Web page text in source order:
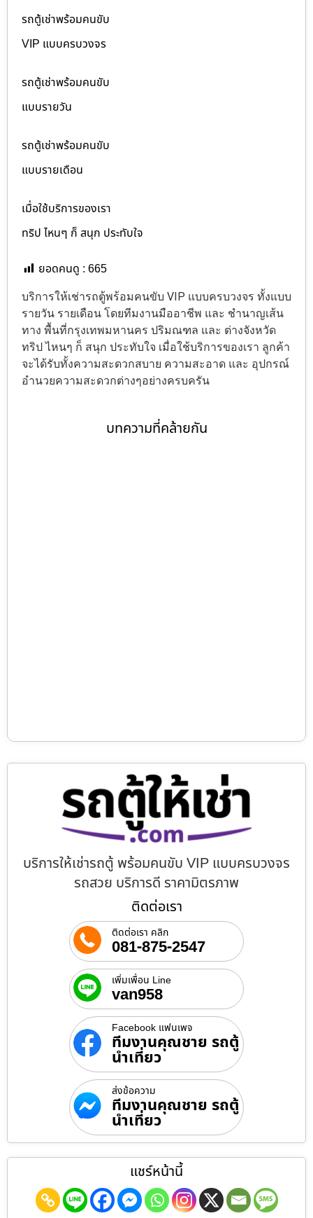
รถตู้เช่าพร้อมคนขับ
VIP แบบครบวงจร
รถตู้เช่าพร้อมคนขับ
แบบรายวัน
รถตู้เช่าพร้อมคนขับ
แบบรายเดือน
เมื่อใช้บริการของเรา
ทริป ไหนๆ ก็ สนุก ประทับใจ
ยอดคนดู : 665
บริการให้เช่ารถตู้พร้อมคนขับ VIP แบบครบวงจร ทั้งแบบ
รายวัน รายเดือน โดยทีมงานมืออาชีพ และ ชำนาญเส้น
ทาง พื้นที่กรุงเทพมหานคร ปริมณฑล และ ต่างจังหวัด
ทริป ไหนๆ ก็ สนุก ประทับใจ เมื่อใช้บริการของเรา ลูกค้า
จะได้รับทั้งความสะดวกสบาย ความสะอาด และ อุปกรณ์
อำนวยความสะดวกต่างๆอย่างครบครัน
บทความที่คล้ายกัน
บริการให้เช่ารถตู้ พร้อมคนขับ VIP แบบครบวงจร
รถสวย บริการดี ราคามิตรภาพ
ติดต่อเรา
ติดต่อเรา คลิก
081-875-2547
เพิ่มเพื่อน Line
van958
Facebook แฟนเพจ
ทีมงานคุณชาย รถตู้
นำเที่ยว
ส่งข้อความ
ทีมงานคุณชาย รถตู้
นำเที่ยว
แชร์หน้านี้